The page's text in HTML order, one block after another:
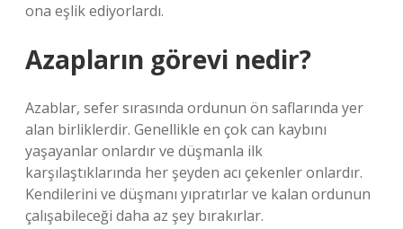
ona eşlik ediyorlardı.
Azapların görevi nedir?
Azablar, sefer sırasında ordunun ön saflarında yer
alan birliklerdir. Genellikle en çok can kaybını
yaşayanlar onlardır ve düşmanla ilk
karşılaştıklarında her şeyden acı çekenler onlardır.
Kendilerini ve düşmanı yıpratırlar ve kalan ordunun
çalışabileceği daha az şey bırakırlar.